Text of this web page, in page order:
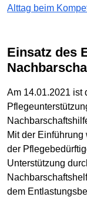
Alttag beim
Einsatz des Entlastungsbetrages in der
Am 14.01.2021 ist
Mit der
der
Unterstützung
dem